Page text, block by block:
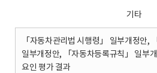
기타
「자동차관리법 시행령」 일부개정안,
일부개정안, 「자동차등록규칙」 일부
요인 평가 결과